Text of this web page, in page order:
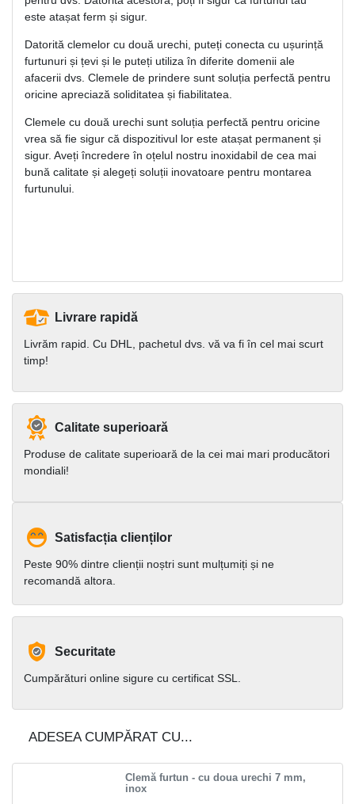
este atașat ferm și sigur.
Datorită clemelor cu două urechi, puteți conecta cu ușurință
furtunuri și țevi și le puteți utiliza în diferite domenii ale
afacerii dvs. Clemele de prindere sunt soluția perfectă pentru
oricine apreciază soliditatea și fiabilitatea.
Clemele cu două urechi sunt soluția perfectă pentru oricine
vrea să fie sigur că dispozitivul lor este atașat permanent și
sigur. Aveți încredere în oțelul nostru inoxidabil de cea mai
bună calitate și alegeți soluții inovatoare pentru montarea
furtunului.
Livrare rapidă
Livrăm rapid. Cu DHL, pachetul dvs. vă va fi în cel mai scurt
timp!
Calitate superioară
Produse de calitate superioară de la cei mai mari producători
mondiali!
Satisfacția clienților
Peste 90% dintre clienții noștri sunt mulțumiți și ne
recomandă altora.
Securitate
Cumpărături online sigure cu certificat SSL.
ADESEA CUMPĂRAT CU...
Clemă furtun - cu doua urechi 7 mm,
inox